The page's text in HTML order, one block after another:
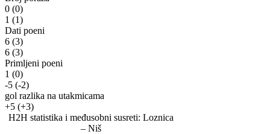
0 (0)
1 (1)
Dati poeni
6 (3)
6 (3)
Primljeni poeni
1 (0)
-5 (-2)
gol razlika na utakmicama
+5 (+3)
H2H statistika i međusobni susreti: Loznica
– Niš